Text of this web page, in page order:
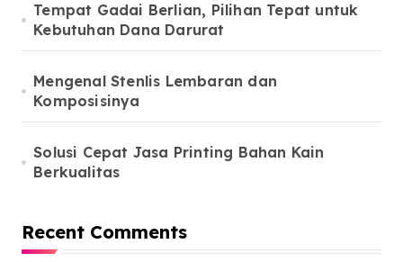
Tempat Gadai Berlian, Pilihan Tepat untuk
Kebutuhan Dana Darurat
Mengenal Stenlis Lembaran dan
Komposisinya
Solusi Cepat Jasa Printing Bahan Kain
Berkualitas
Recent Comments